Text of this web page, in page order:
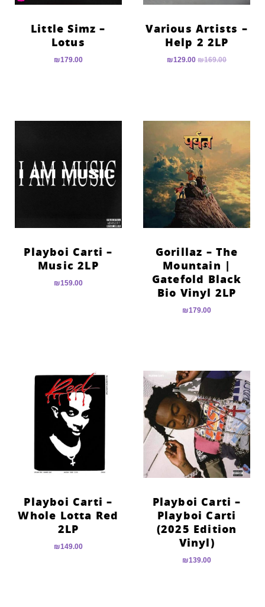
Various Artists –
Help 2 2LP
₪169.00
₪129.00
Little Simz –
Lotus
₪179.00
Gorillaz – The
Mountain |
Gatefold Black
Bio Vinyl 2LP
₪179.00
Playboi Carti –
Music 2LP
₪159.00
Playboi Carti –
Playboi Carti
(2025 Edition
Vinyl)
₪139.00
Playboi Carti –
Whole Lotta Red
2LP
₪149.00